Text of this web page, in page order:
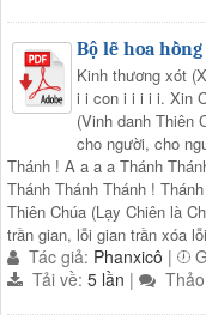
Bộ lễ hoa hồng
Kinh thương xót
i i con i i i i i. Xin
(Vinh danh Thiên
cho người, cho
Thánh ! A a a a Thánh
Thánh Thánh Thánh !
Thiên Chúa (Lạy Chiên là
trần gian, lỗi gian trần xóa
Tác giả: Phanxicô |
Tải về: 5 lần |